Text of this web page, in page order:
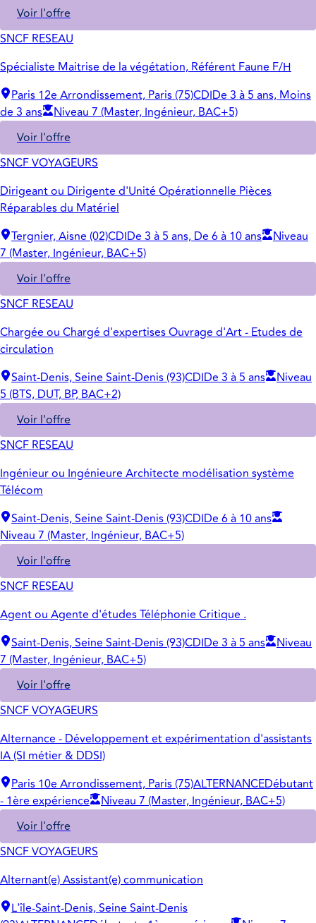
Voir l'offre
SNCF RESEAU
Spécialiste Maitrise de la végétation, Référent Faune F/H
Paris 12e Arrondissement, Paris (75)CDIDe 3 à 5 ans, Moins
de 3 ans
Niveau 7 (Master, Ingénieur, BAC+5)
Voir l'offre
SNCF VOYAGEURS
Dirigeant ou Dirigente d'Unité Opérationnelle Pièces
Réparables du Matériel
Tergnier, Aisne (02)CDIDe 3 à 5 ans, De 6 à 10 ans
Niveau
7 (Master, Ingénieur, BAC+5)
Voir l'offre
SNCF RESEAU
Chargée ou Chargé d'expertises Ouvrage d'Art - Etudes de
circulation
Saint-Denis, Seine Saint-Denis (93)CDIDe 3 à 5 ans
Niveau
5 (BTS, DUT, BP, BAC+2)
Voir l'offre
SNCF RESEAU
Ingénieur ou Ingénieure Architecte modélisation système
Télécom
Saint-Denis, Seine Saint-Denis (93)CDIDe 6 à 10 ans
Niveau 7 (Master, Ingénieur, BAC+5)
Voir l'offre
SNCF RESEAU
Agent ou Agente d'études Téléphonie Critique .
Saint-Denis, Seine Saint-Denis (93)CDIDe 3 à 5 ans
Niveau
7 (Master, Ingénieur, BAC+5)
Voir l'offre
SNCF VOYAGEURS
Alternance - Développement et expérimentation d'assistants
IA (SI métier & DDSI)
Paris 10e Arrondissement, Paris (75)ALTERNANCEDébutant
- 1ère expérience
Niveau 7 (Master, Ingénieur, BAC+5)
Voir l'offre
SNCF VOYAGEURS
Alternant(e) Assistant(e) communication
L'île-Saint-Denis, Seine Saint-Denis